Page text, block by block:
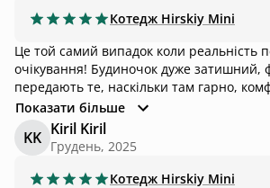
Котедж Hirskiy Mini
Це той самий випадок коли реальність
очікування! Будиночок дуже затишний,
передають те, наскільки там гарно,
атмосферно. Ці панорамні вікна з
просто неймовірно! Звісно, навколишня
надзвичайно красива, але деталі
доповнюють і від цього враження просто
дуже гарна зовнішня частина с терасою
Показати більше
KK Kiril Kiril
Грудень, 2025
Котедж Hirskiy Mini